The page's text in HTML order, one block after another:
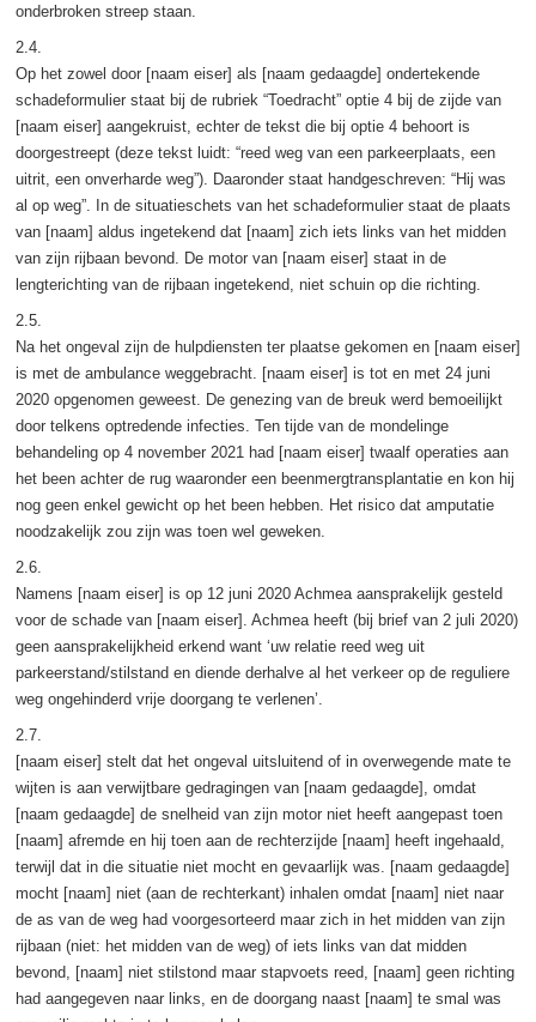
onderbroken streep staan.
2.4.
Op het zowel door [naam eiser] als [naam gedaagde] ondertekende
schadeformulier staat bij de rubriek “Toedracht” optie 4 bij de zijde van
[naam eiser] aangekruist, echter de tekst die bij optie 4 behoort is
doorgestreept (deze tekst luidt: “reed weg van een parkeerplaats, een
uitrit, een onverharde weg”). Daaronder staat handgeschreven: “Hij was
al op weg”. In de situatieschets van het schadeformulier staat de plaats
van [naam] aldus ingetekend dat [naam] zich iets links van het midden
van zijn rijbaan bevond. De motor van [naam eiser] staat in de
lengterichting van de rijbaan ingetekend, niet schuin op die richting.
2.5.
Na het ongeval zijn de hulpdiensten ter plaatse gekomen en [naam eiser]
is met de ambulance weggebracht. [naam eiser] is tot en met 24 juni
2020 opgenomen geweest. De genezing van de breuk werd bemoeilijkt
door telkens optredende infecties. Ten tijde van de mondelinge
behandeling op 4 november 2021 had [naam eiser] twaalf operaties aan
het been achter de rug waaronder een beenmergtransplantatie en kon hij
nog geen enkel gewicht op het been hebben. Het risico dat amputatie
noodzakelijk zou zijn was toen wel geweken.
2.6.
Namens [naam eiser] is op 12 juni 2020 Achmea aansprakelijk gesteld
voor de schade van [naam eiser]. Achmea heeft (bij brief van 2 juli 2020)
geen aansprakelijkheid erkend want ‘uw relatie reed weg uit
parkeerstand/stilstand en diende derhalve al het verkeer op de reguliere
weg ongehinderd vrije doorgang te verlenen’.
2.7.
[naam eiser] stelt dat het ongeval uitsluitend of in overwegende mate te
wijten is aan verwijtbare gedragingen van [naam gedaagde], omdat
[naam gedaagde] de snelheid van zijn motor niet heeft aangepast toen
[naam] afremde en hij toen aan de rechterzijde [naam] heeft ingehaald,
terwijl dat in die situatie niet mocht en gevaarlijk was. [naam gedaagde]
mocht [naam] niet (aan de rechterkant) inhalen omdat [naam] niet naar
de as van de weg had voorgesorteerd maar zich in het midden van zijn
rijbaan (niet: het midden van de weg) of iets links van dat midden
bevond, [naam] niet stilstond maar stapvoets reed, [naam] geen richting
had aangegeven naar links, en de doorgang naast [naam] te smal was